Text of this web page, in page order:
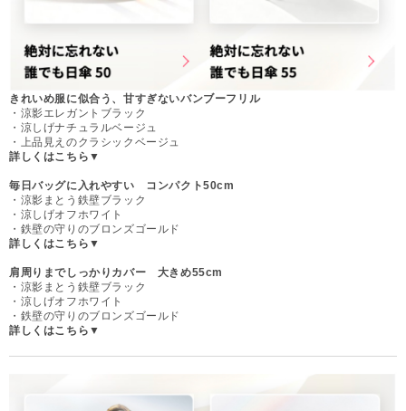
きれいめ服に似合う、甘すぎないバンブーフリル
・涼影エレガントブラック
・涼しげナチュラルベージュ
・上品見えのクラシックベージュ
詳しくはこちら▼
毎日バッグに入れやすい コンパクト50cm
・涼影まとう鉄壁ブラック
・涼しげオフホワイト
・鉄壁の守りのブロンズゴールド
詳しくはこちら▼
肩周りまでしっかりカバー 大きめ55cm
・涼影まとう鉄壁ブラック
・涼しげオフホワイト
・鉄壁の守りのブロンズゴールド
詳しくはこちら▼